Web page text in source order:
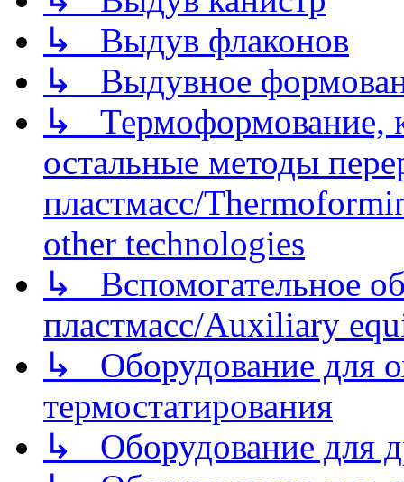
↳ Выдув флаконов
↳ Выдувное
↳ Термоформование,
остальные методы
пластмасс/
other technologies
↳ Вспомогательное
пластмасс/Auxiliary
↳ Оборудование для
термостатирования
↳ Оборудование для